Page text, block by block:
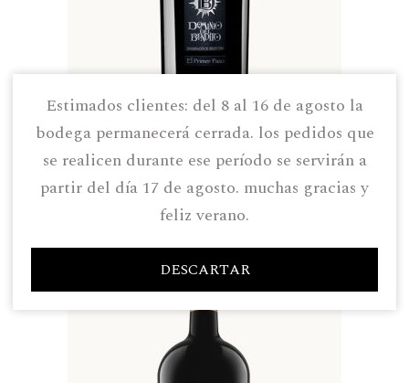
El Primer Paso 2024
Magnum
estimados clientes: del 8 al 16 de agosto la
bodega permanecerá cerrada. los pedidos que
se realicen durante ese período se servirán a
partir del día 17 de agosto. muchas gracias y
feliz verano.
DESCARTAR